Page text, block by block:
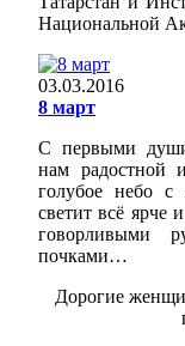
Национальной
03.03.2016
8 март
С первыми
нам
голубое небо с
светит всё ярче
говорливыми
почками…
Дорогие